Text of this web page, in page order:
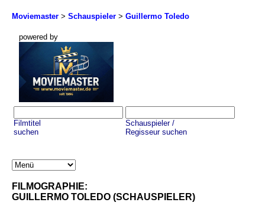
Moviemaster > Schauspieler > Guillermo Toledo
powered by
Filmtitel
suchen
Schauspieler /
Regisseur suchen
FILMOGRAPHIE:
GUILLERMO TOLEDO (SCHAUSPIELER)